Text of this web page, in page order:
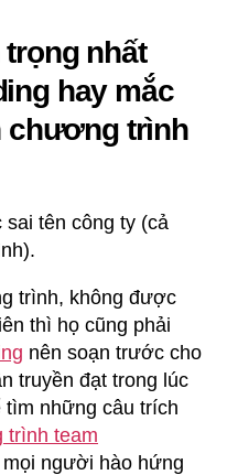
nhất
hay mắc
chương trình
tên công ty (cả
trình, không được
thì họ cũng phải
nên soạn trước cho
truyền đạt trong lúc
những câu trích
trình team
người hào hứng